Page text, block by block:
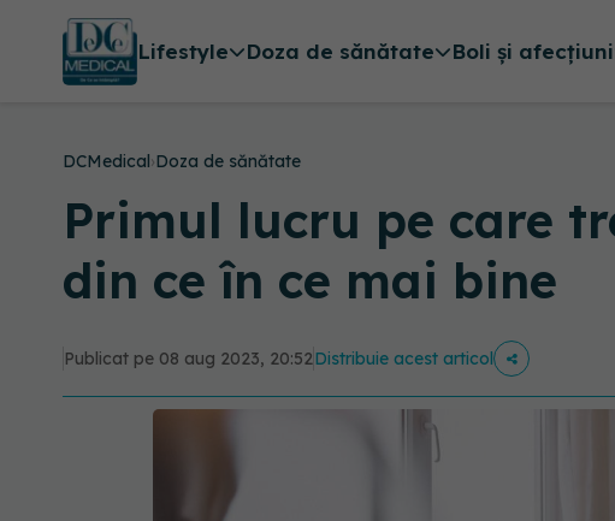
Lifestyle Doza de sănătate Boli și afecțiuni
DCMedical›Doza de sănătate
Primul lucru pe care
din ce în ce mai bine
Publicat pe 08 aug 2023, 20:52Distribuie acest articol